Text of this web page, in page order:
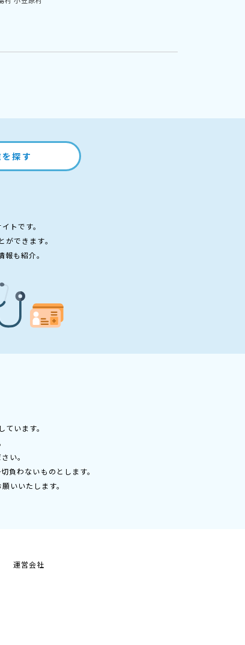
探す
トです。
できます。
も紹介。
います。
い。
負わないものとします。
いいたします。
運営会社